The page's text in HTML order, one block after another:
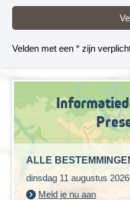
Velden met een * zijn
ALLE
dinsdag 11 augustus
Meld je nu aan